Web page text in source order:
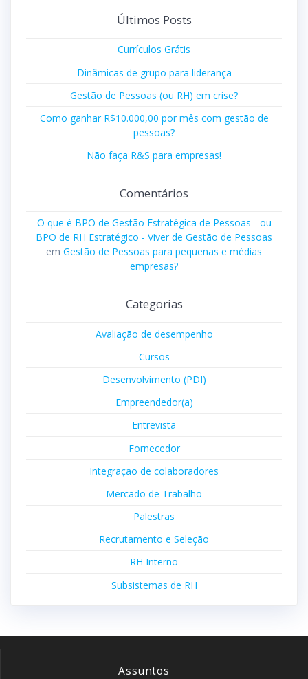
Últimos Posts
Currículos Grátis
Dinâmicas de grupo para liderança
Gestão de Pessoas (ou RH) em crise?
Como ganhar R$10.000,00 por mês com gestão de
pessoas?
Não faça R&S para empresas!
Comentários
O que é BPO de Gestão Estratégica de Pessoas - ou
BPO de RH Estratégico - Viver de Gestão de Pessoas
em Gestão de Pessoas para pequenas e médias
empresas?
Categorias
Avaliação de desempenho
Cursos
Desenvolvimento (PDI)
Empreendedor(a)
Entrevista
Fornecedor
Integração de colaboradores
Mercado de Trabalho
Palestras
Recrutamento e Seleção
RH Interno
Subsistemas de RH
Assuntos